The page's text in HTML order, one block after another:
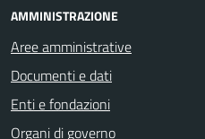
AMMINISTRAZIONE
Aree amministrative
Documenti e dati
Enti e fondazioni
Organi di governo